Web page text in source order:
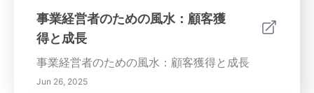
事業経営者のための風水：顧客獲
得と成長
事業経営者のための風水：顧客獲得と成長
Jun 26, 2025